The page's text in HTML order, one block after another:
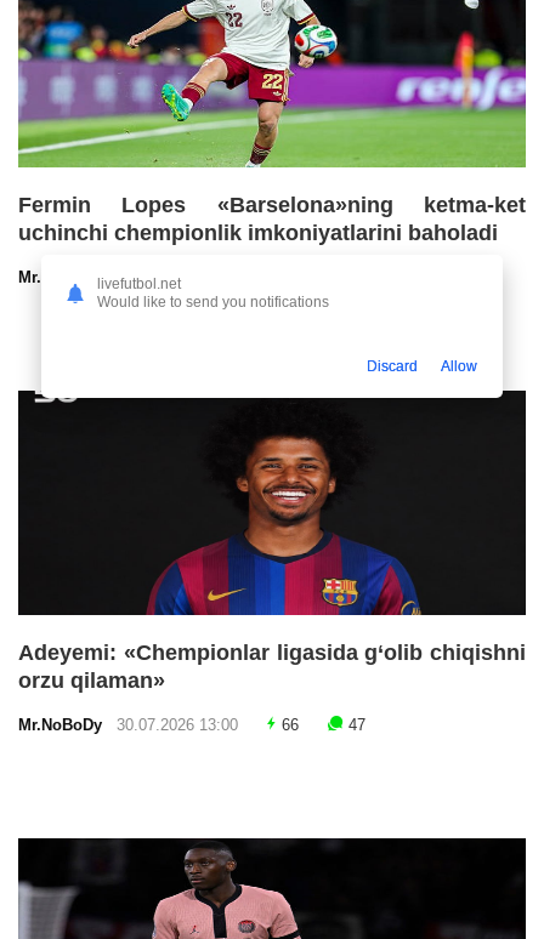
Fermin Lopes «Barselona»ning ketma-ket
uchinchi chempionlik imkoniyatlarini baholadi
Mr.NoBoDy30.07.2026 13:00
Adeyemi: «Chempionlar ligasida g‘olib chiqishni
orzu qilaman»
Mr.NoBoDy 30.07.2026 13:00 66 47
livefutbol.net
Would like to send you notifications
Discard Allow